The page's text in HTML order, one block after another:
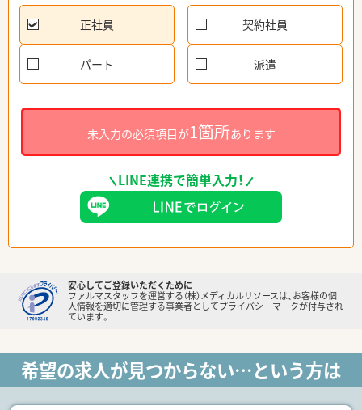
正社員 契約社員
パート 派遣
未入力の必須項目が1箇所あります
LINE連携で簡単入力！
安心してご登録いただくために
ファルマスタッフを運営する（株）メディカルリソースは、お客様の個
人情報を適切に管理する事業者としてプライバシーマークが付与され
ています。
希望の求人が見つからない…という方は